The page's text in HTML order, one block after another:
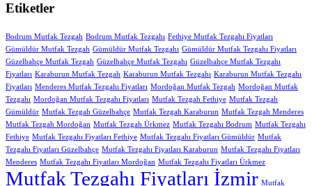
Etiketler
Bodrum Mutfak Tezgah Bodrum Mutfak Tezgahı Fethiye Mutfak Tezgahı Fiyatları
Gümüldür Mutfak Tezgah Gümüldür Mutfak Tezgahı Gümüldür Mutfak Tezgahı Fiyatları
Güzelbahçe Mutfak Tezgah Güzelbahçe Mutfak Tezgahı Güzelbahçe Mutfak Tezgahı
Fiyatları Karaburun Mutfak Tezgah Karaburun Mutfak Tezgahı Karaburun Mutfak Tezgahı
Fiyatları Menderes Mutfak Tezgahı Fiyatları Mordoğan Mutfak Tezgah Mordoğan Mutfak
Tezgahı Mordoğan Mutfak Tezgahı Fiyatları Mutfak Tezgah Fethiye Mutfak Tezgah
Gümüldür Mutfak Tezgah Güzelbahçe Mutfak Tezgah Karaburun Mutfak Tezgah Menderes
Mutfak Tezgah Mordoğan Mutfak Tezgah Ürkmez Mutfak Tezgahı Bodrum Mutfak Tezgahı
Fethiye Mutfak Tezgahı Fiyatları Fethiye Mutfak Tezgahı Fiyatları Gümüldür Mutfak
Tezgahı Fiyatları Güzelbahçe Mutfak Tezgahı Fiyatları Karaburun Mutfak Tezgahı Fiyatları
Menderes Mutfak Tezgahı Fiyatları Mordoğan Mutfak Tezgahı Fiyatları Ürkmez
Mutfak Tezgahı Fiyatları İzmir Mutfak